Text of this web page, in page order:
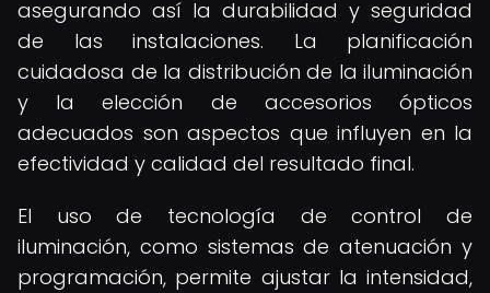
asegurando así la durabilidad y seguridad
de las instalaciones. La planificación
cuidadosa de la distribución de la iluminación
y la elección de accesorios ópticos
adecuados son aspectos que influyen en la
efectividad y calidad del resultado final.
El uso de tecnología de control de
iluminación, como sistemas de atenuación y
programación, permite ajustar la intensidad,